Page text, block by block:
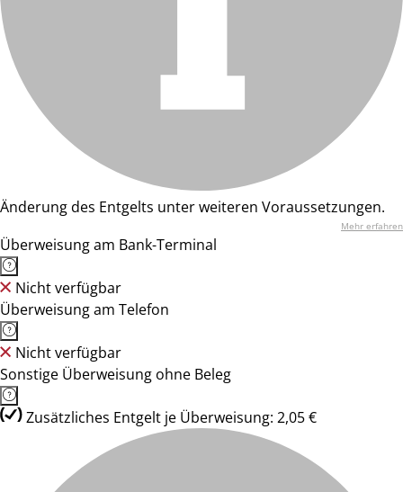
Änderung des Entgelts unter weiteren Voraussetzungen.
Mehr erfahren
Überweisung am Bank-Terminal
Nicht verfügbar
Überweisung am Telefon
Nicht verfügbar
Sonstige Überweisung ohne Beleg
Zusätzliches Entgelt je Überweisung: 2,05 €